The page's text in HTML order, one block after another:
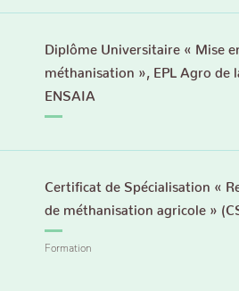
Diplôme Universitaire « Mise
méthanisation », EPL Agro de
ENSAIA
Certificat de Spécialisation «
de méthanisation agricole »
Formation